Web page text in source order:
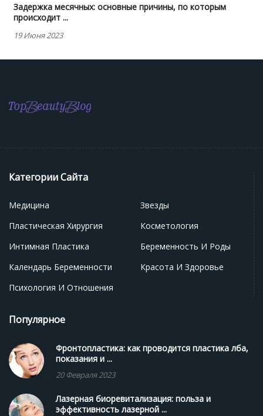
Задержка месячных: основные причины, по которым
происходит ...
19 Июня 2023
Категории Сайта
Медицина
Звезды
Пластическая Хирургия
Косметология
Интимная Пластика
Беременность И Роды
Календарь Беременности
Красота И Здоровье
Психология И Отношения
Популярное
Фронтопластика: как проводится пластика лба,
показания и ...
20 Февраля 2023
Лазерная биоревитализация: польза и
эффективность лазерной ...